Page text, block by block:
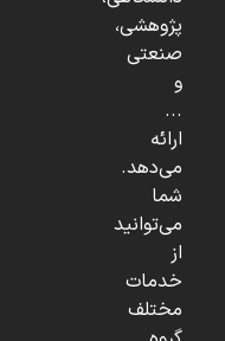
پژوهشی،
صنعتی
و
...
ارائه
می‌دهد.
شما
می‌توانید
از
خدمات
مختلف